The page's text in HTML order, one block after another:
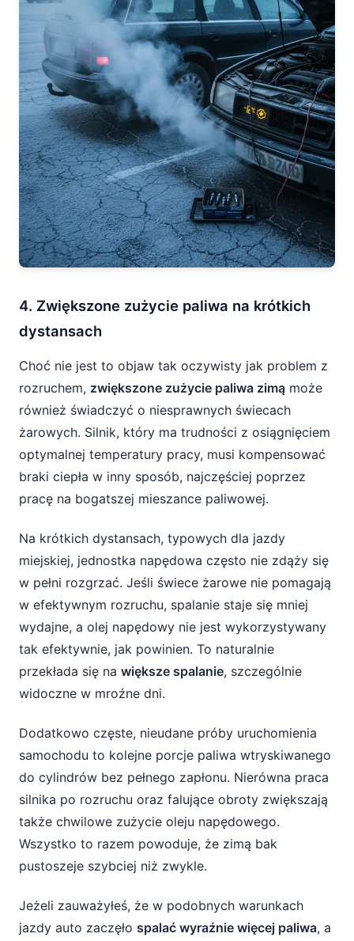
4. Zwiększone zużycie paliwa na krótkich
dystansach
Choć nie jest to objaw tak oczywisty jak problem z
rozruchem, zwiększone zużycie paliwa zimą może
również świadczyć o niesprawnych świecach
żarowych. Silnik, który ma trudności z osiągnięciem
optymalnej temperatury pracy, musi kompensować
braki ciepła w inny sposób, najczęściej poprzez
pracę na bogatszej mieszance paliwowej.
Na krótkich dystansach, typowych dla jazdy
miejskiej, jednostka napędowa często nie zdąży się
w pełni rozgrzać. Jeśli świece żarowe nie pomagają
w efektywnym rozruchu, spalanie staje się mniej
wydajne, a olej napędowy nie jest wykorzystywany
tak efektywnie, jak powinien. To naturalnie
przekłada się na większe spalanie, szczególnie
widoczne w mroźne dni.
Dodatkowo częste, nieudane próby uruchomienia
samochodu to kolejne porcje paliwa wtryskiwanego
do cylindrów bez pełnego zapłonu. Nierówna praca
silnika po rozruchu oraz falujące obroty zwiększają
także chwilowe zużycie oleju napędowego.
Wszystko to razem powoduje, że zimą bak
pustoszeje szybciej niż zwykle.
Jeżeli zauważyłeś, że w podobnych warunkach
jazdy auto zaczęło spalać wyraźnie więcej paliwa, a